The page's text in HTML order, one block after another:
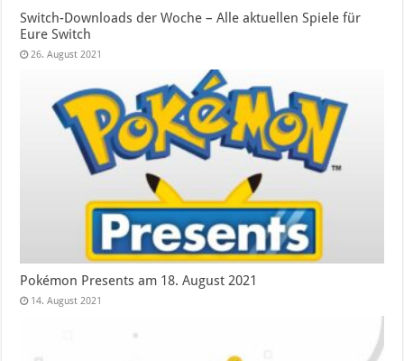
Switch-Downloads der Woche – Alle aktuellen Spiele für
Eure Switch
26. August 2021
Pokémon Presents am 18. August 2021
14. August 2021